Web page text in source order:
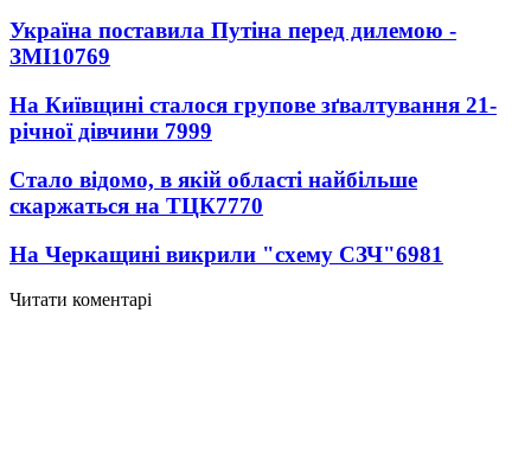
Україна поставила Путіна перед дилемою -
ЗМІ10769
На Київщині сталося групове зґвалтування 21-
річної дівчини 7999
Стало відомо, в якій області найбільше
скаржаться на ТЦК7770
На Черкащині викрили "схему СЗЧ"6981
Читати коментарі